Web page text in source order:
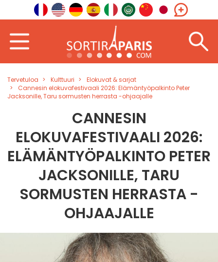
Tervetuloa Kulttuuri
Elokuvat & sarjat
Cannesin elokuvafestivaali 2026: Elämäntyöpalkinto Peter
Jacksonille, Taru sormusten herrasta -ohjaajalle
CANNESIN
ELOKUVAFESTIVAALI 2026:
ELÄMÄNTYÖPALKINTO PETER
JACKSONILLE, TARU
SORMUSTEN HERRASTA -
OHJAAJALLE